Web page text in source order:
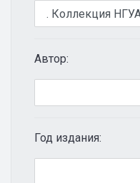
Автор:
Год издания: